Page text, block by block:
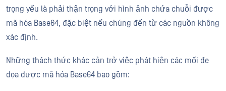
trọng yếu là phải thận trọng với hình ảnh chứa chuỗi được
mã hóa Base64, đặc biệt nếu chúng đến từ các nguồn không
xác định.
Những thách thức khác cản trở việc phát hiện các mối đe
dọa được mã hóa Base64 bao gồm: